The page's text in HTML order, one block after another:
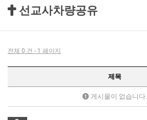
선교사차량공유
전체 0 건 - 1 페이지
제목
게시물이 없습니다.